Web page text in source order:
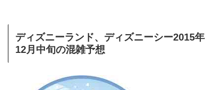
ディズニーランド、ディズニーシー2015年
12月中旬の混雑予想